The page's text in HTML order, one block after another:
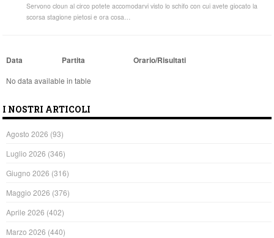
Servono cloun al circo potete accomodarvi visto lo schifo con cui avete giocato la
scorsa stagione pietosi e ora cosa…
Data Partita Orario/Risultati
No data available in table
I NOSTRI ARTICOLI
Agosto 2026 (93)
Luglio 2026 (346)
Giugno 2026 (316)
Maggio 2026 (376)
Aprile 2026 (402)
Marzo 2026 (440)